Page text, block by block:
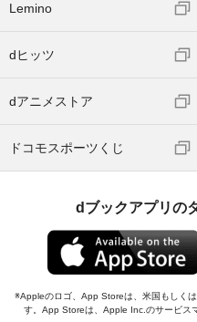
Lemino
dヒッツ
dアニメストア
ドコモスポーツくじ
dブックアプリの
Appleのロゴ、App Storeは、米国もしく
す。App Storeは、Apple Inc.のサービス